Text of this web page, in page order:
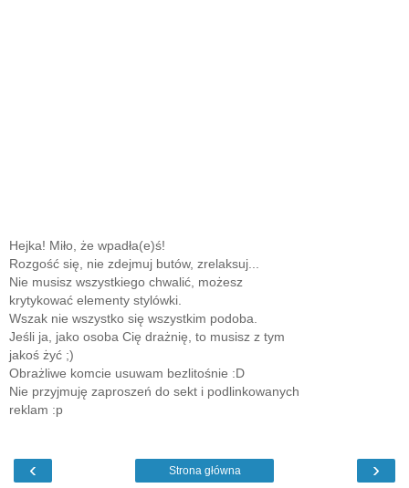
Hejka! Miło, że wpadła(e)ś!
Rozgość się, nie zdejmuj butów, zrelaksuj...
Nie musisz wszystkiego chwalić, możesz
krytykować elementy stylówki.
Wszak nie wszystko się wszystkim podoba.
Jeśli ja, jako osoba Cię drażnię, to musisz z tym
jakoś żyć ;)
Obrażliwe komcie usuwam bezlitośnie :D
Nie przyjmuję zaproszeń do sekt i podlinkowanych
reklam :p
‹ ›
Strona główna